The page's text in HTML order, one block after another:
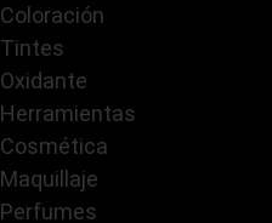
Coloración
Tintes
Oxidante
Herramientas
Cosmética
Maquillaje
Perfumes